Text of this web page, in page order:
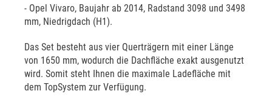
- Opel Vivaro, Baujahr ab 2014, Radstand 3098 und 3498
mm, Niedrigdach (H1).
Das Set besteht aus vier Querträgern mit einer Länge
von 1650 mm, wodurch die Dachfläche exakt ausgenutzt
wird. Somit steht Ihnen die maximale Ladefläche mit
dem TopSystem zur Verfügung.